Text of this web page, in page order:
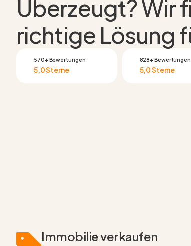
Überzeugt? Wir
richtige Lösung
570+ Bewertungen
5,0 Sterne
828+ Bewertungen
5,0 Sterne
Immobilie verkaufen